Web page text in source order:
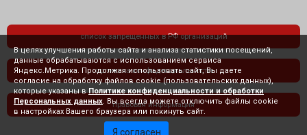
список запрещенных в РФ организаций
политика конфиденциальности
правовая информация
В целях улучшения работы сайта и анализа статистики посещений,
данные обрабатываются с использованием сервиса
Яндекс.Метрика. Продолжая использовать сайт, Вы даете
согласие на обработку файлов cookie (пользовательских данных),
которые указаны в Политике конфиденциальности и обработки
Персональных данных . Вы всегда можете отключить файлы cookie
в настройках Вашего браузера или покинуть сайт.
Я согласен